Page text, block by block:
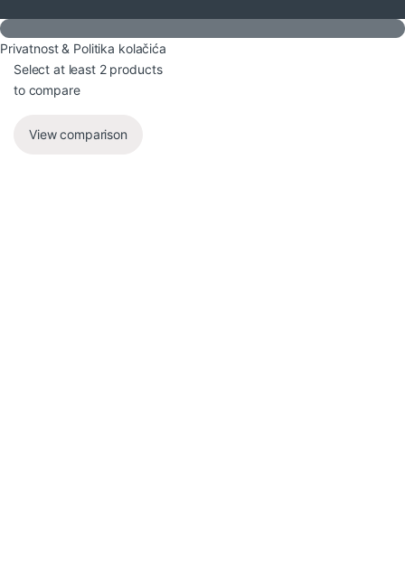
Privatnost & Politika kolačića
Select at least 2 products
to compare
View comparison